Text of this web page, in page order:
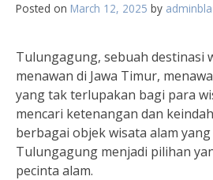
Posted on March 12, 2025 by adminbla
Tulungagung, sebuah destinasi
menawan di Jawa Timur,
yang tak terlupakan bagi para
mencari ketenangan dan
berbagai objek wisata alam
Tulungagung menjadi pilihan
pecinta alam.